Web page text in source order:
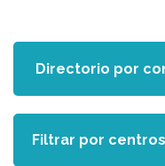
Filtrar por